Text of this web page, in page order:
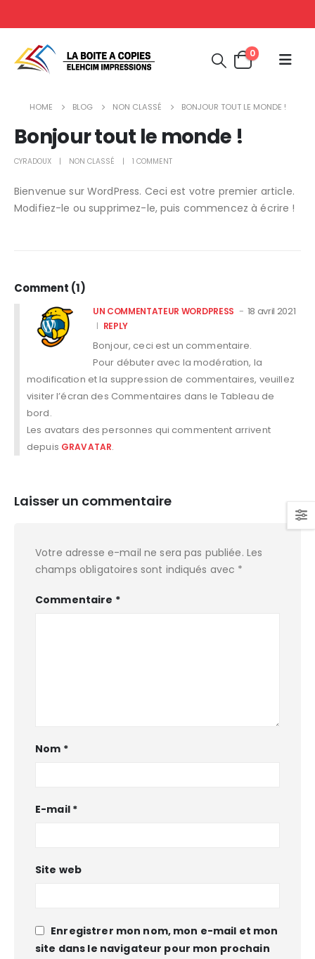
0
HOME BLOG NON CLASSÉ BONJOUR TOUT LE MONDE !
Bonjour tout le monde !
CYRADOUX NON CLASSÉ 1 COMMENT
Bienvenue sur WordPress. Ceci est votre premier article.
Modifiez-le ou supprimez-le, puis commencez à écrire !
Comment (1)
UN COMMENTATEUR WORDPRESS 18 avril 2021
REPLY
Bonjour, ceci est un commentaire.
Pour débuter avec la modération, la
modification et la suppression de commentaires, veuillez
visiter l’écran des Commentaires dans le Tableau de
bord.
Les avatars des personnes qui commentent arrivent
depuis GRAVATAR.
Laisser un commentaire
Votre adresse e-mail ne sera pas publiée. Les
champs obligatoires sont indiqués avec *
Commentaire *
Nom *
E-mail *
Site web
Enregistrer mon nom, mon e-mail et mon
site dans le navigateur pour mon prochain